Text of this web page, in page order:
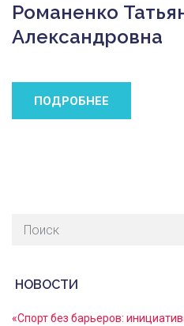
Романенко
Александровна
ПОДРОБНЕЕ
НОВОСТИ
«Спорт без барьеров: